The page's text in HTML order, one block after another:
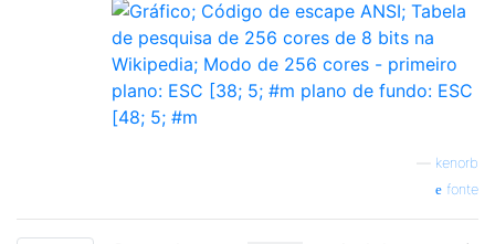
kenorb
fonte